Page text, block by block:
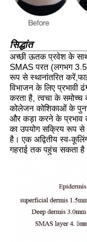
सिद्धांत
अच्छी ऊतक प्रवेश के साथ
SMAS परत (लगभग 3.5
रूप से स्थानांतरित
विभाजन के लिए प्रभावी
करता है, त्वचा के समोच्च
कोलेजन कोशिकाओं के
और कड़ा करने के प्रभाव
का उपयोग सक्रिय रूप से
है। एक अद्वितीय स्व-
गहराई तक पहुंच सकता